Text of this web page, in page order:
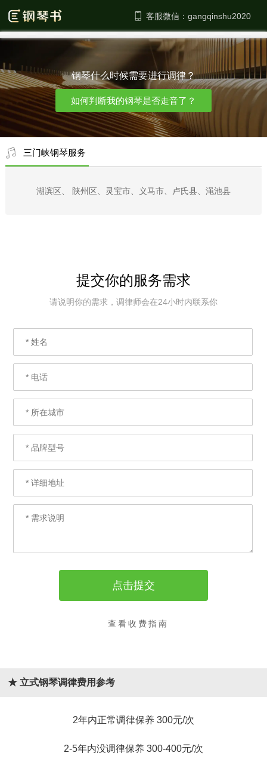
客服微信：
钢琴什么时候需要进行调律？
如何判断我的钢琴是否走音了？
三门峡钢琴服务
湖滨区、 陕州区、灵宝市、义马市、卢氏县、渑池县
提交你的服务需求
请说明你的需求，调律师会在24小时内联系你
查看收费指南
★ 立式钢琴调律费用参考
2年内正常调律保养 300元/次
2-5年内没调律保养 300-400元/次